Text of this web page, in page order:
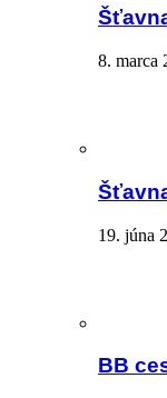
8. marca
19. júna
BB